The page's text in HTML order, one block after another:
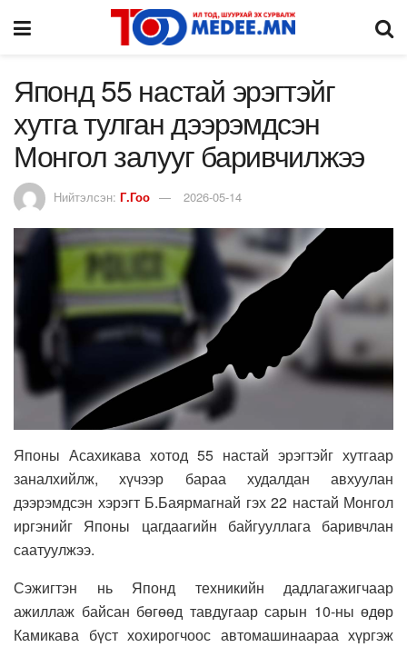
Японд 55 настай эрэгтэйг
хутга тулган дээрэмдсэн
Монгол залууг баривчилжээ
Нийтэлсэн: Г.Гоо 2026-05-14
Японы Асахикава хотод 55 настай эрэгтэйг хутгаар
заналхийлж, хүчээр бараа худалдан авхуулан
дээрэмдсэн хэрэгт Б.Баярмагнай гэх 22 настай Монгол
иргэнийг Японы цагдаагийн байгууллага баривчлан
саатуулжээ.
Сэжигтэн нь Японд техникийн дадлагажигчаар
ажиллаж байсан бөгөөд тавдугаар сарын 10-ны өдөр
Камикава бүст хохирогчоос автомашинаараа хүргэж